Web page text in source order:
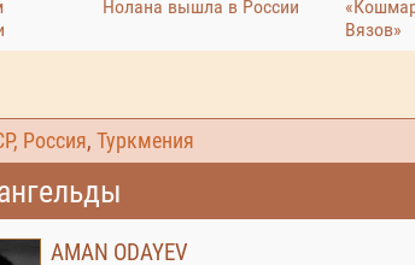
Нолана вышла в России
Вязов»
Россия, Туркмения
AMAN ODAYEV